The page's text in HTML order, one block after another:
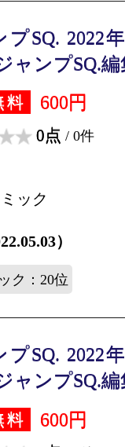
プSQ. 2022
ャンプSQ.編
料 600円
0点 / 0件
ック
）
ク：20位
プSQ. 2022
ャンプSQ.編
料 600円